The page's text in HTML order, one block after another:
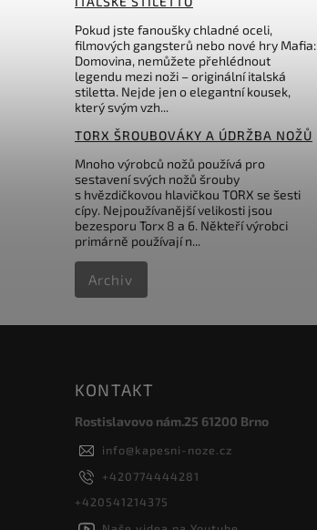
Pokud jste fanoušky chladné oceli,
filmových gangsterů nebo nové hry Mafia:
Domovina, nemůžete přehlédnout
legendu mezi noži – originální italská
stiletta. Nejde jen o elegantní kousek,
který svým vzh...
TORX ŠROUBOVÁKY A ÚDRŽBA NOŽŮ
Mnoho výrobců nožů používá pro
sestavení svých nožů šrouby
s hvězdičkovou hlavičkou TORX se šesti
cípy. Nejpoužívanější velikosti jsou
bezesporu Torx 8 a 6. Někteří výrobci
primárně používají n...
Archiv
KONTAKT
Rostislavovo nám.25 61200 Brno
info@kapesni-noze.cz
+420774444281
+420541214375